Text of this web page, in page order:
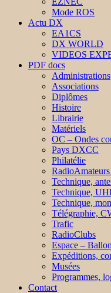
Mode ROS
Actu DX
EA1CS
DX WORLD
VIDEOS
PDF docs
Administrations
Associations
Diplômes
Histoire
Librairie
Matériels
OC – Ondes
Pays DXCC
Philatélie
Technique,
Technique,
Technique,
Télégraphie,
Trafic
RadioClubs
Espace –
Expéditions,
Musées
Programmes,
Contact